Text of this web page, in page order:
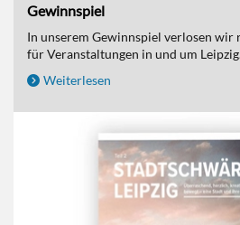
Gewinnspiel
In unserem Gewinnspiel verlosen wir
für Veranstaltungen in und um
Weiterlesen